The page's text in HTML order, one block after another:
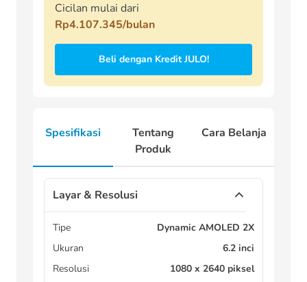
Cicilan mulai dari
Rp4.107.345/bulan
Beli dengan Kredit JULO!
Spesifikasi
Tentang
Produk
Cara Belanja
Layar & Resolusi
Tipe
Dynamic AMOLED 2X
Ukuran
6.2 inci
Resolusi
1080 x 2640 piksel